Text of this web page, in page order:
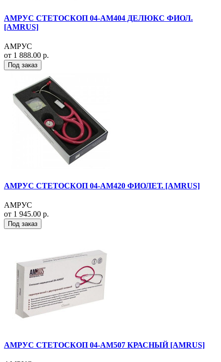
АМРУС СТЕТОСКОП 04-АМ404 ДЕЛЮКС ФИОЛ.
[AMRUS]
АМРУС
от 1 888.00 р.
Под заказ
АМРУС СТЕТОСКОП 04-АМ420 ФИОЛЕТ. [AMRUS]
АМРУС
от 1 945.00 р.
Под заказ
АМРУС СТЕТОСКОП 04-АМ507 КРАСНЫЙ [AMRUS]